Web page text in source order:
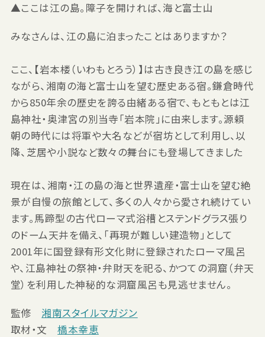
▲ここは江の島。障子を開ければ、海と富士山
みなさんは、江の島に泊まったことはありますか？
ここ、【岩本楼（いわもとろう）】は古き良き江の島を感じ
ながら、湘南の海と富士山を望む歴史ある宿。鎌倉時代
から850年余の歴史を誇る由緒ある宿で、もともとは江
島神社・奥津宮の別当寺「岩本院」に由来します。源頼
朝の時代には将軍や大名などが宿坊として利用し、以
降、芝居や小説など数々の舞台にも登場してきました
現在は、湘南・江の島の海と世界遺産・富士山を望む絶
景が自慢の旅館として、多くの人々から愛され続けてい
ます。馬蹄型の古代ローマ式浴槽とステンドグラス張り
のドーム天井を備え、「再現が難しい建造物」として
2001年に国登録有形文化財に登録されたローマ風呂
や、江島神社の祭神・弁財天を祀る、かつての洞窟（弁天
堂）を利用した神秘的な洞窟風呂も見逃せません。
監修 湘南スタイルマガジン
取材・文橋本幸恵